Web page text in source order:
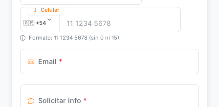
Celular
Formato: 11 1234 5678 (sin 0 ni 15)
Email *
Solicitar info *